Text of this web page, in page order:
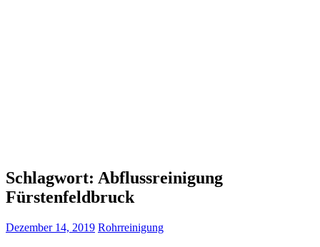
Schlagwort: Abflussreinigung
Fürstenfeldbruck
Dezember 14, 2019 Rohrreinigung